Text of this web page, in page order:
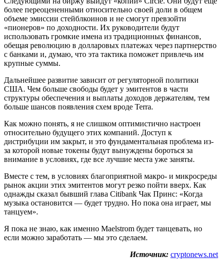
более переоцененными относительно своей доли в общем
объеме эмиссии стейблкоинов и не смогут превзойти
«пионеров» по доходности. Их руководители будут
использовать громкие имена из традиционных финансов,
обещая революцию в долларовых платежах через партнерство
с банками и, думаю, что эта тактика поможет привлечь им
крупные суммы.
Дальнейшее развитие зависит от регуляторной политики
США. Чем больше свободы будет у эмитентов в части
структуры обеспечения и выплаты доходов держателям, тем
больше шансов появления схем вроде Terra.
Как можно понять, я не слишком оптимистично настроен
относительно будущего этих компаний. Доступ к
дистрибуции им закрыт, и это фундаментальная проблема из-
за которой новые токены будут вынуждены бороться за
внимание в условиях, где все лучшие места уже заняты.
Вместе с тем, в условиях благоприятной макро- и микросреды
рынок акции этих эмитентов могут резко пойти вверх. Как
однажды сказал бывший глава Citibank Чак Принс: «Когда
музыка остановится — будет трудно. Но пока она играет, мы
танцуем».
Я пока не знаю, как именно Maelstrom будет танцевать, но
если можно заработать — мы это сделаем.
Источник: cryptonews.net